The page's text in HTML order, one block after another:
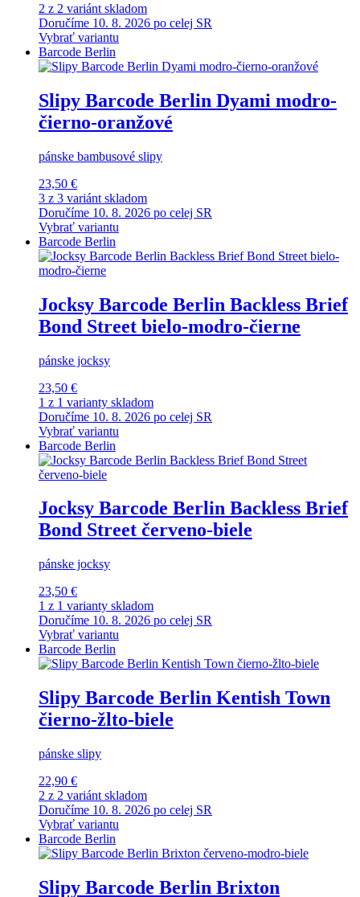
2 z 2 variánt skladom
Doručíme 10. 8. 2026 po celej SR
Vybrať variantu
Barcode Berlin
Slipy Barcode Berlin Dyami modro-
čierno-oranžové
pánske bambusové slipy
23,50 €
3 z 3 variánt skladom
Doručíme 10. 8. 2026 po celej SR
Vybrať variantu
Barcode Berlin
Jocksy Barcode Berlin Backless Brief
Bond Street bielo-modro-čierne
pánske jocksy
23,50 €
1 z 1 varianty skladom
Doručíme 10. 8. 2026 po celej SR
Vybrať variantu
Barcode Berlin
Jocksy Barcode Berlin Backless Brief
Bond Street červeno-biele
pánske jocksy
23,50 €
1 z 1 varianty skladom
Doručíme 10. 8. 2026 po celej SR
Vybrať variantu
Barcode Berlin
Slipy Barcode Berlin Kentish Town
čierno-žlto-biele
pánske slipy
22,90 €
2 z 2 variánt skladom
Doručíme 10. 8. 2026 po celej SR
Vybrať variantu
Barcode Berlin
Slipy Barcode Berlin Brixton